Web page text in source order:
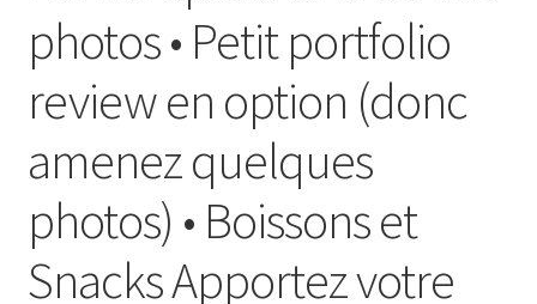
photos • Petit portfolio
review en option (donc
amenez quelques
photos) • Boissons et
Snacks Apportez votre